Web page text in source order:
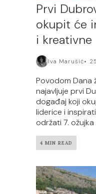
Prvi
okupit će
i
Iva Marušić
Povodom Dana
najavljuje prvi
događaj koji
liderice i
održati 7.
4 MIN READ